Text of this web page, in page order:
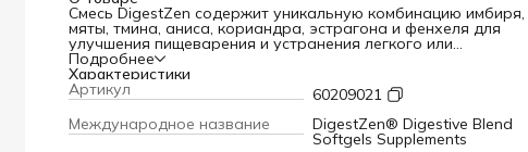
Смесь DigestZen содержит уникальную комбинацию имбиря,
мяты, тмина, аниса, кориандра, эстрагона и фенхеля для
улучшения пищеварения и устранения легкого или
периодического желудочного дискомфорта мягким,
естественным способом. Эта замечательная смесь
представлена в форме легко растворяющихся растительных
капсул. Капсулы DigestZen - удобные капсулы, которые
идеально подходят для использования смеси эфирных масел
DigestZen в любом месте и в любое время.
Подробнее
Характеристики
Артикул
60209021
Международное название
DigestZen® Digestive Blend
Softgels Supplements